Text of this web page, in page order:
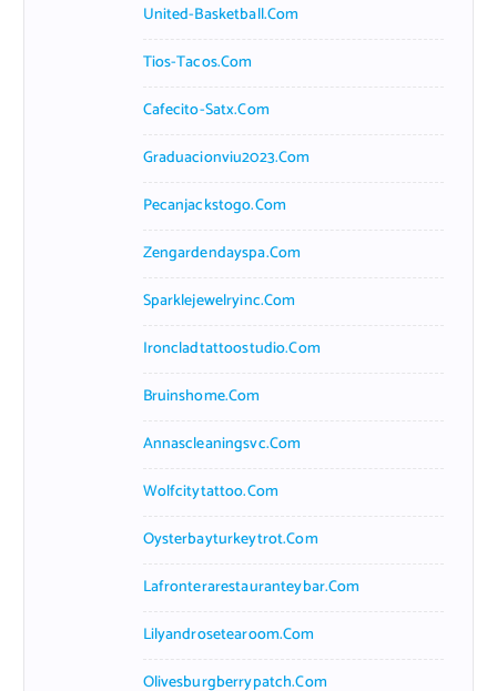
United-Basketball.com
Tios-Tacos.com
Cafecito-Satx.com
Graduacionviu2023.com
Pecanjackstogo.com
Zengardendayspa.com
Sparklejewelryinc.com
Ironcladtattoostudio.com
Bruinshome.com
Annascleaningsvc.com
Wolfcitytattoo.com
Oysterbayturkeytrot.com
Lafronterarestauranteybar.com
Lilyandrosetearoom.com
Olivesburgberrypatch.com